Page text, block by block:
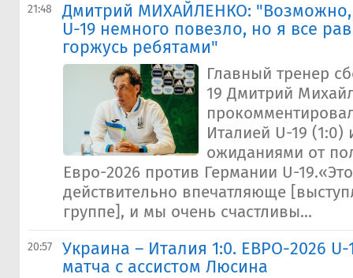
21:48
Дмитрий МИХАЙЛЕНКО: "Возможно,
U-19 немного повезло, но я все
горжусь ребятами"
Главный тренер
19 Дмитрий
Италией U-19 (1:0)
ожиданиями от
Евро-2026 против Германии U-
действительно впечатляюще
группе], и мы очень счастливы...
20:57
Украина – Италия 1:0. ЕВРО-2026
матча с ассистом Люсина